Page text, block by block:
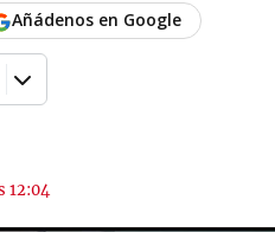
12:04
Añádenos en Google